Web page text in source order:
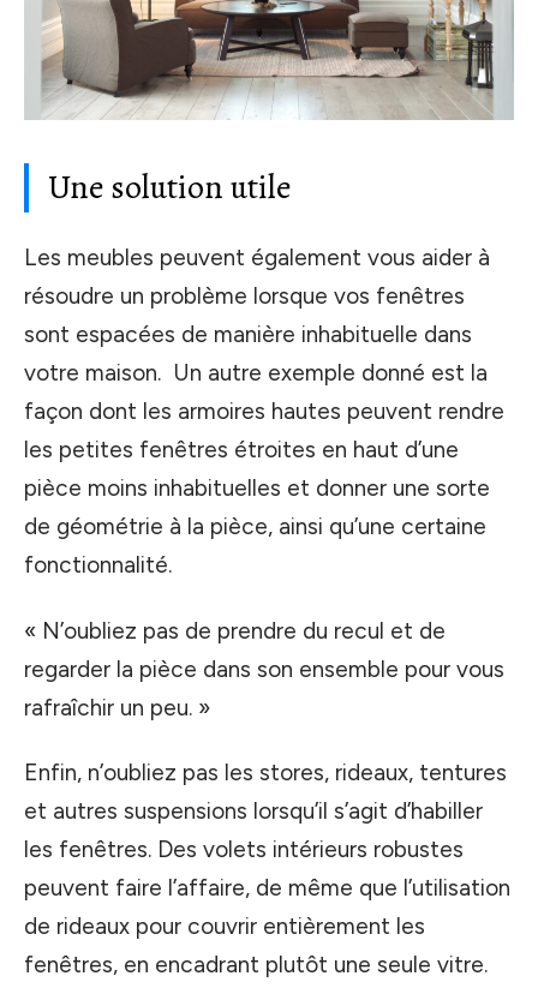
Une solution utile
Les meubles peuvent également vous aider à
résoudre un problème lorsque vos fenêtres
sont espacées de manière inhabituelle dans
votre maison. Un autre exemple donné est la
façon dont les armoires hautes peuvent rendre
les petites fenêtres étroites en haut d’une
pièce moins inhabituelles et donner une sorte
de géométrie à la pièce, ainsi qu’une certaine
fonctionnalité.
« N’oubliez pas de prendre du recul et de
regarder la pièce dans son ensemble pour vous
rafraîchir un peu. »
Enfin, n’oubliez pas les stores, rideaux, tentures
et autres suspensions lorsqu’il s’agit d’habiller
les fenêtres. Des volets intérieurs robustes
peuvent faire l’affaire, de même que l’utilisation
de rideaux pour couvrir entièrement les
fenêtres, en encadrant plutôt une seule vitre.